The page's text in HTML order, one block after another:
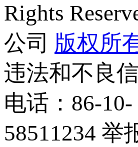
Rights
公司 版权所
违法和不良
电话：86-10-
58511234 举